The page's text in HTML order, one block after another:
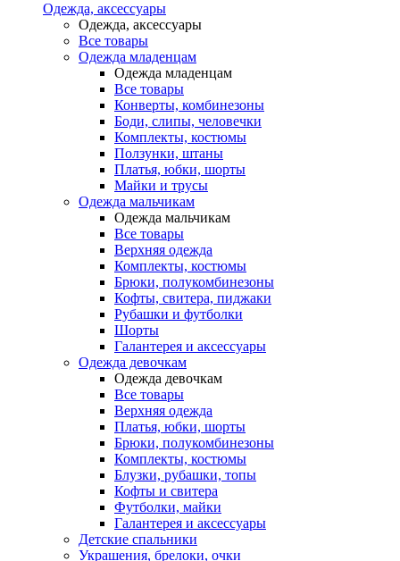
Одежда, аксессуары
Одежда, аксессуары
Все товары
Одежда младенцам
Одежда младенцам
Все товары
Конверты, комбинезоны
Боди, слипы, человечки
Комплекты, костюмы
Ползунки, штаны
Платья, юбки, шорты
Майки и трусы
Одежда мальчикам
Одежда мальчикам
Все товары
Верхняя одежда
Комплекты, костюмы
Брюки, полукомбинезоны
Кофты, свитера, пиджаки
Рубашки и футболки
Шорты
Галантерея и аксессуары
Одежда девочкам
Одежда девочкам
Все товары
Верхняя одежда
Платья, юбки, шорты
Брюки, полукомбинезоны
Комплекты, костюмы
Блузки, рубашки, топы
Кофты и свитера
Футболки, майки
Галантерея и аксессуары
Детские спальники
Украшения, брелоки, очки